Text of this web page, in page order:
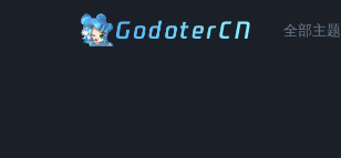
全部主题